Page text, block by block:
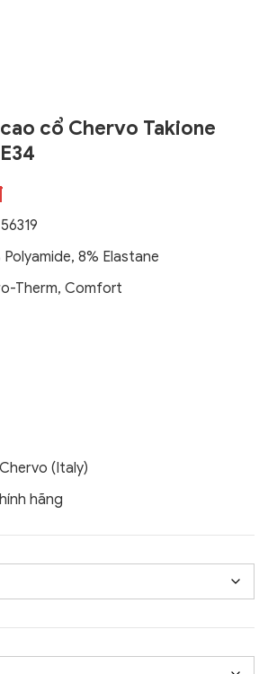
cổ Chervo Takione
56319
Polyamide, 8% Elastane
Therm, Comfort
(Italy)
hãng